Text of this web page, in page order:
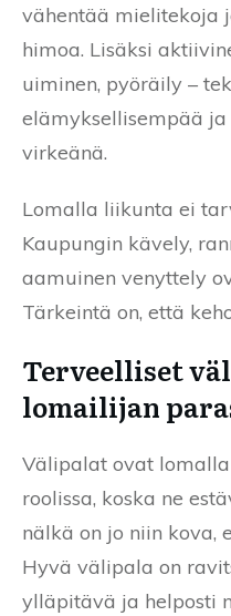
vähentää mielitekoja
himoa. Lisäksi
uiminen, pyöräily –
elämyksellisempää
virkeänä.
Lomalla liikunta ei
Kaupungin kävely,
aamuinen venyttely
Tärkeintä on, että
Terveelliset
lomailijan
Välipalat ovat
roolissa, koska ne
nälkä on jo niin kova,
Hyvä välipala on
ylläpitävä ja helposti